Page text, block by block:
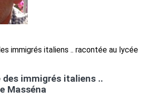
des immigrés italiens ..
Masséna